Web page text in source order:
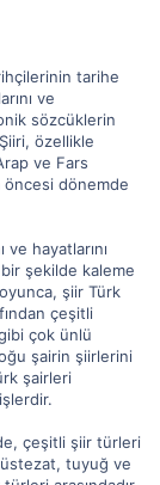
tarihe
ve
sözcüklerin
özellikle
ve Fars
öncesi dönemde
ve hayatlarını
şekilde kaleme
şiir Türk
çeşitli
çok ünlü
şairin şiirlerini
şairleri
çeşitli şiir türleri
tuyuğ ve